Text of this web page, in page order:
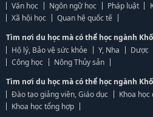
Văn học
Ngôn ngữ học Pháp luật
Xã hội học
Quan hệ quốc tế
Tìm nơi du học mà có thể học ngành
Hộ lý, Bảo vệ sức khỏe
Y, Nha Dược
Công học
Nông Thủy sản
Tìm nơi du học mà có thể học ngành
Đào tạo giảng viên, Giáo dục
Khoa học
Khoa học tổng hợp